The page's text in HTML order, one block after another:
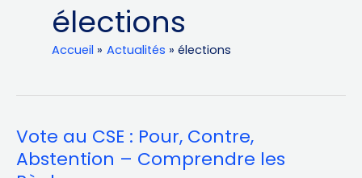
élections
Accueil Actualités élections
Vote au CSE : Pour, Contre,
Abstention – Comprendre les
Vote
au
CSE